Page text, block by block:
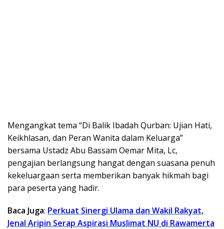
Mengangkat tema “Di Balik Ibadah Qurban: Ujian Hati,
Keikhlasan, dan Peran Wanita dalam Keluarga”
bersama Ustadz Abu Bassam Oemar Mita, Lc,
pengajian berlangsung hangat dengan suasana penuh
kekeluargaan serta memberikan banyak hikmah bagi
para peserta yang hadir.
Baca Juga: Perkuat Sinergi Ulama dan Wakil Rakyat,
Jenal Aripin Serap Aspirasi Muslimat NU di Rawamerta